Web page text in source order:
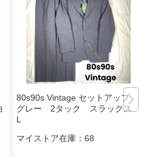
80s90s Vintage セットアップ
グレー 2タック スラックス
L
マイストア在庫： 68